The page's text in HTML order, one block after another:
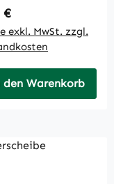
Preis:
€
exkl. MwSt. zzgl.
Warenkorb